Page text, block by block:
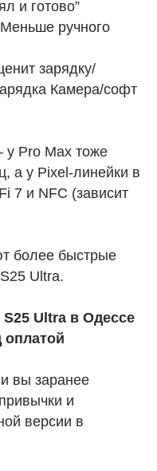
и готово”
ручного
зарядку/
Камера/софт
Pro Max тоже
а у Pixel-линейки в
7 и NFC (зависит
более быстрые
Ultra.
Ultra в Одессе
оплатой
вы заранее
и
версии в